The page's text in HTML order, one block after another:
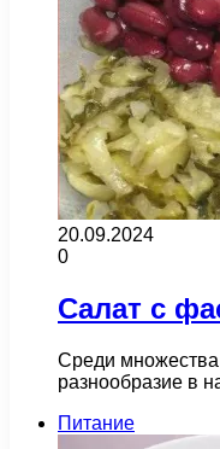
20.09.2024
0
Салат с
Среди
разнообразие в
Питание